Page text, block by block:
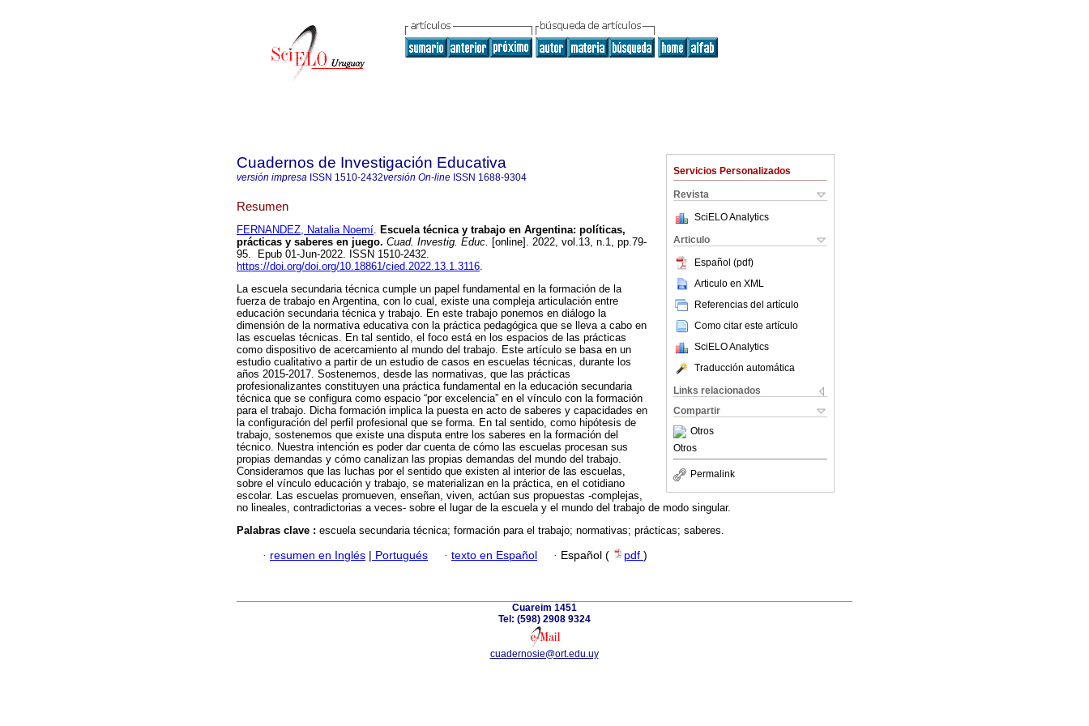
Servicios Personalizados
Revista
SciELO Analytics
Articulo
Español (pdf)
Articulo en XML
Referencias del artículo
Como citar este artículo
SciELO Analytics
Traducción automática
Links relacionados
Compartir
Otros
Otros
Permalink
Cuadernos de Investigación Educativa
versión impresa ISSN 1510-2432versión On-line ISSN 1688-9304
Resumen
FERNANDEZ, Natalia Noemí. Escuela técnica y trabajo en Argentina: políticas,
prácticas y saberes en juego. Cuad. Investig. Educ. [online]. 2022, vol.13, n.1, pp.79-
95. Epub 01-Jun-2022. ISSN 1510-2432.
https://doi.org/doi.org/10.18861/cied.2022.13.1.3116.
La escuela secundaria técnica cumple un papel fundamental en la formación de la
fuerza de trabajo en Argentina, con lo cual, existe una compleja articulación entre
educación secundaria técnica y trabajo. En este trabajo ponemos en diálogo la
dimensión de la normativa educativa con la práctica pedagógica que se lleva a cabo en
las escuelas técnicas. En tal sentido, el foco está en los espacios de las prácticas
como dispositivo de acercamiento al mundo del trabajo. Este artículo se basa en un
estudio cualitativo a partir de un estudio de casos en escuelas técnicas, durante los
años 2015-2017. Sostenemos, desde las normativas, que las prácticas
profesionalizantes constituyen una práctica fundamental en la educación secundaria
técnica que se configura como espacio “por excelencia” en el vínculo con la formación
para el trabajo. Dicha formación implica la puesta en acto de saberes y capacidades en
la configuración del perfil profesional que se forma. En tal sentido, como hipótesis de
trabajo, sostenemos que existe una disputa entre los saberes en la formación del
técnico. Nuestra intención es poder dar cuenta de cómo las escuelas procesan sus
propias demandas y cómo canalizan las propias demandas del mundo del trabajo.
Consideramos que las luchas por el sentido que existen al interior de las escuelas,
sobre el vínculo educación y trabajo, se materializan en la práctica, en el cotidiano
escolar. Las escuelas promueven, enseñan, viven, actúan sus propuestas -complejas,
no lineales, contradictorias a veces- sobre el lugar de la escuela y el mundo del trabajo de modo singular.
Palabras clave : escuela secundaria técnica; formación para el trabajo; normativas; prácticas; saberes.
· resumen en Inglés | Portugués · texto en Español · Español ( pdf )
Cuareim 1451
Tel: (598) 2908 9324
cuadernosie@ort.edu.uy